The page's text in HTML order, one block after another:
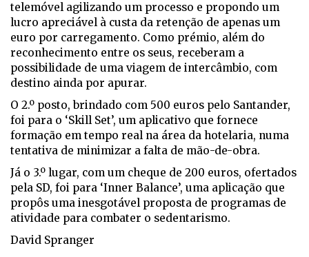
telemóvel agilizando um processo e propondo um
lucro apreciável à custa da retenção de apenas um
euro por carregamento. Como prémio, além do
reconhecimento entre os seus, receberam a
possibilidade de uma viagem de intercâmbio, com
destino ainda por apurar.
O 2.º posto, brindado com 500 euros pelo Santander,
foi para o ‘Skill Set’, um aplicativo que fornece
formação em tempo real na área da hotelaria, numa
tentativa de minimizar a falta de mão-de-obra.
Já o 3.º lugar, com um cheque de 200 euros, ofertados
pela SD, foi para ‘Inner Balance’, uma aplicação que
propôs uma inesgotável proposta de programas de
atividade para combater o sedentarismo.
David Spranger